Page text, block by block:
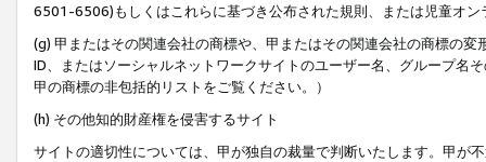
6501-6506)もしくはこれらに基づき公布された規則、または児童オン
(g) 甲またはその関連会社の商標や、甲またはその関連会社の商標の
ID、またはソーシャルネットワークサイトのユーザー名、グループ名
甲の商標の非包括的リストをご覧ください。）
(h) その他知的財産権を侵害するサイト
サイトの適切性については、甲が独自の裁量で判断いたします。甲が